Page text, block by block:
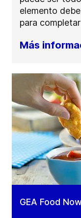
elemento
para
Más
GEA Food